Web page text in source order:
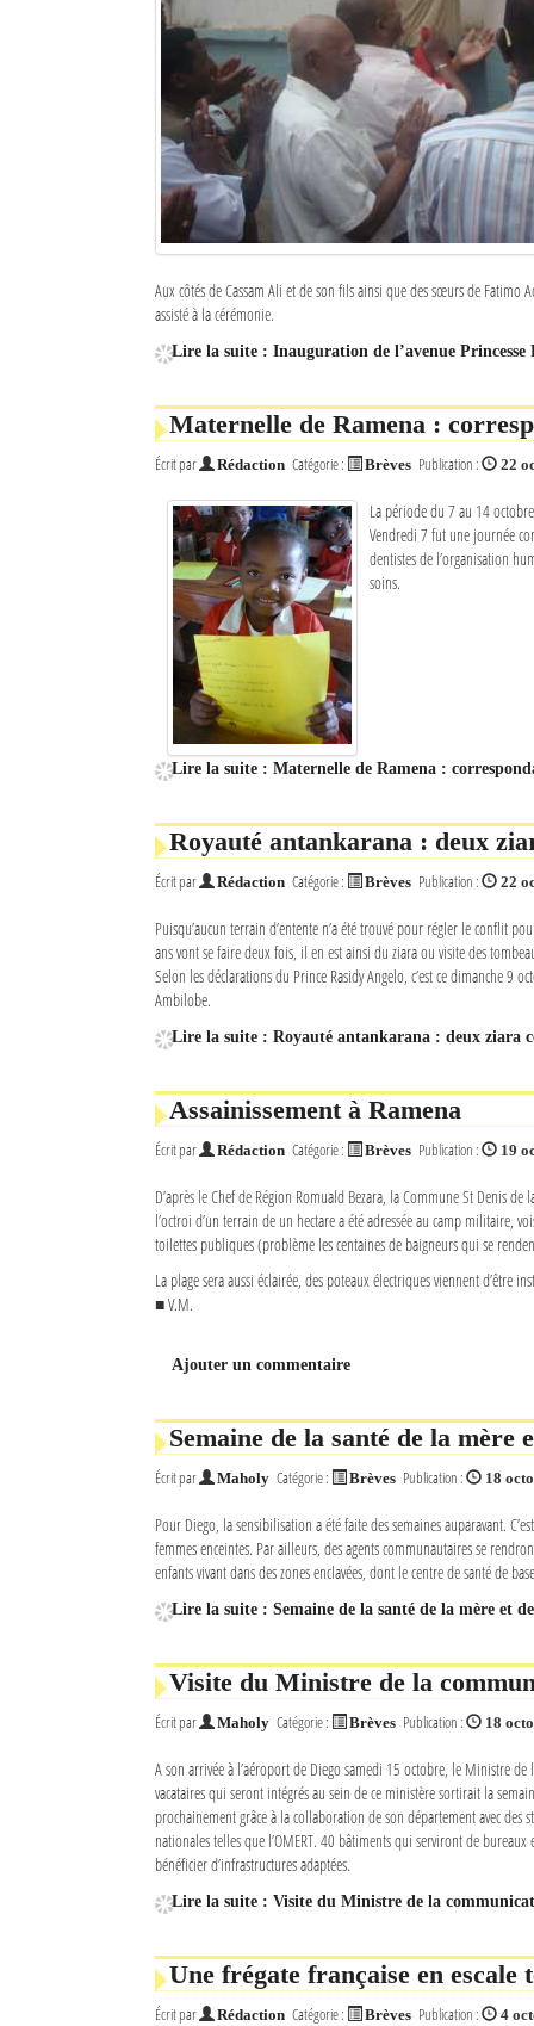
La Tribune de Diego en PDF
Connexion
Identifiant oublié ?
Mot de passe oublié ?
Aux côtés de Cassam Ali et de son fils ainsi que des sœurs de
assisté à la cérémonie.
Lire la suite : Inauguration de l’avenue
Maternelle de Ramena :
Écrit par Rédaction Catégorie : Brèves Publication : 22
La période du 7 au 14
Vendredi 7 fut une journée
dentistes de l’organisation
soins.
Lire la suite : Maternelle de Ramena :
Royauté antankarana : deux
Écrit par Rédaction Catégorie : Brèves Publication : 22
Puisqu’aucun terrain d’entente n’a été trouvé pour régler le conflit
ans vont se faire deux fois, il en est ainsi du ziara ou visite des
Selon les déclarations du Prince Rasidy Angelo, c’est ce dimanche 9
Ambilobe.
Lire la suite : Royauté antankarana : deux ziara
Assainissement à Ramena
Écrit par Rédaction Catégorie : Brèves Publication : 19
D’après le Chef de Région Romuald Bezara, la Commune St Denis
l’octroi d’un terrain de un hectare a été adressée au camp militaire,
toilettes publiques (problème les centaines de baigneurs qui se
La plage sera aussi éclairée, des poteaux électriques viennent d’être
■ V.M.
Ajouter un commentaire
Semaine de la santé de la mère
Écrit par Maholy Catégorie : Brèves Publication : 18
Pour Diego, la sensibilisation a été faite des semaines auparavant.
femmes enceintes. Par ailleurs, des agents communautaires se
enfants vivant dans des zones enclavées, dont le centre de santé de
Lire la suite : Semaine de la santé de la mère et
Visite du Ministre de la
Écrit par Maholy Catégorie : Brèves Publication : 18
A son arrivée à l’aéroport de Diego samedi 15 octobre, le Ministre
vacataires qui seront intégrés au sein de ce ministère sortirait la
prochainement grâce à la collaboration de son département avec
nationales telles que l’OMERT. 40 bâtiments qui serviront de
bénéficier d’infrastructures adaptées.
Lire la suite : Visite du Ministre de la
Une frégate française en escale
Écrit par Rédaction Catégorie : Brèves Publication : 4